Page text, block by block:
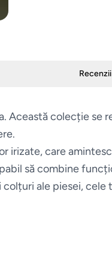
Această colecție se
irizate, care
să combine
ale piesei,